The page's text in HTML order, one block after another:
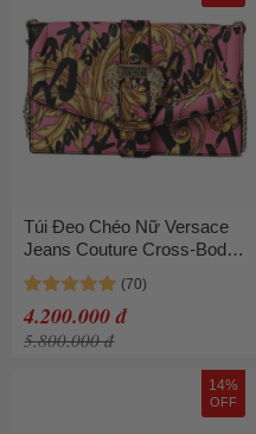
Túi Đeo Chéo Nữ Versace
Jeans Couture Cross-Body
Bag Màu Hồng
4.200.000 đ
5.800.000 đ
14%
OFF